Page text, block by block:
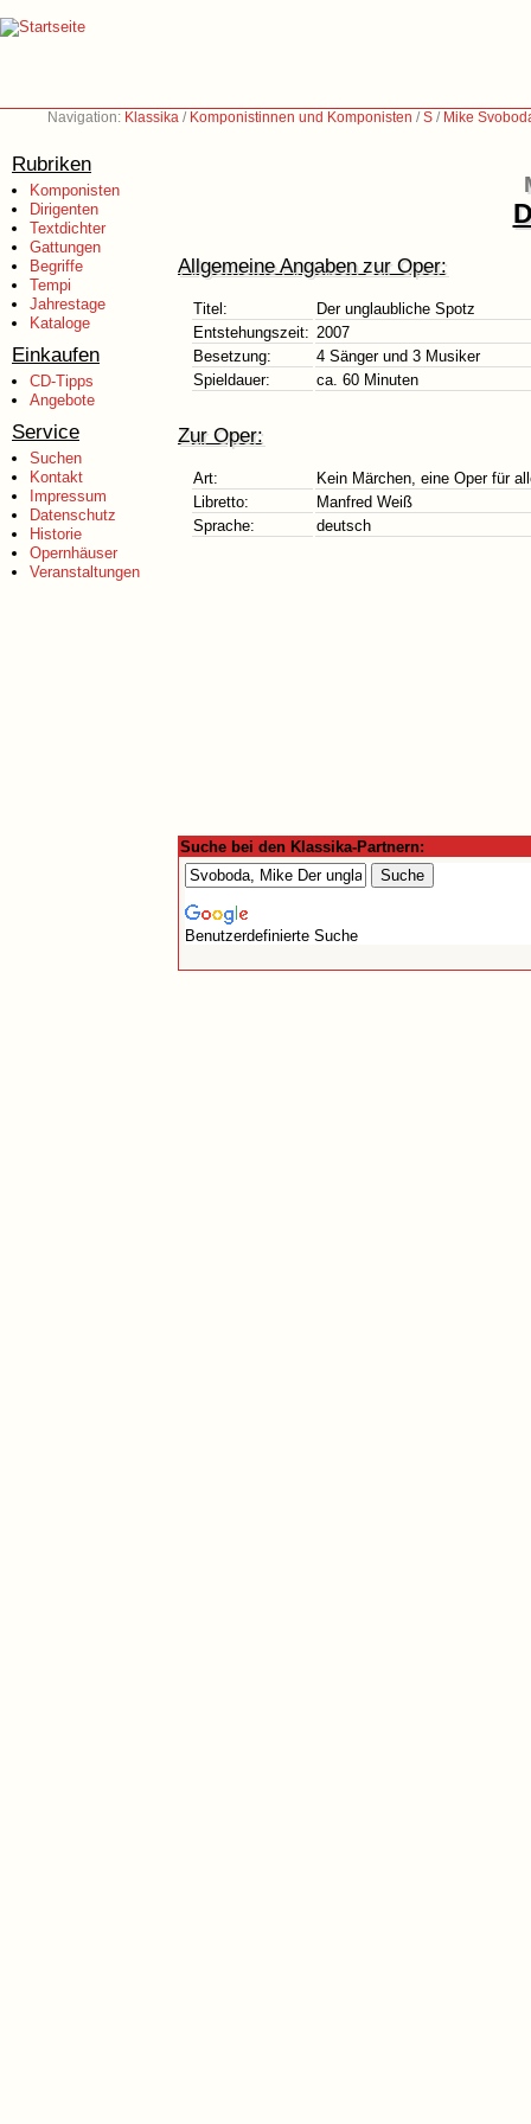
Navigation: Klassika / Komponistinnen und Komponisten /S / Mike
Rubriken
Komponisten
Dirigenten
Textdichter
Gattungen
Begriffe
Tempi
Jahrestage
Kataloge
Einkaufen
CD-Tipps
Angebote
Service
Suchen
Kontakt
Impressum
Datenschutz
Historie
Opernhäuser
Veranstaltungen
Allgemeine Angaben zur Oper:
Titel:
Der unglaubliche Spotz
Entstehungszeit: 2007
Besetzung:
4 Sänger und 3 Musiker
Spieldauer:
ca. 60 Minuten
Zur Oper:
Art:
Kein Märchen, eine Oper für
Libretto:
Manfred Weiß
Sprache:
deutsch
Suche bei den Klassika-Partnern:
Benutzerdefinierte Suche